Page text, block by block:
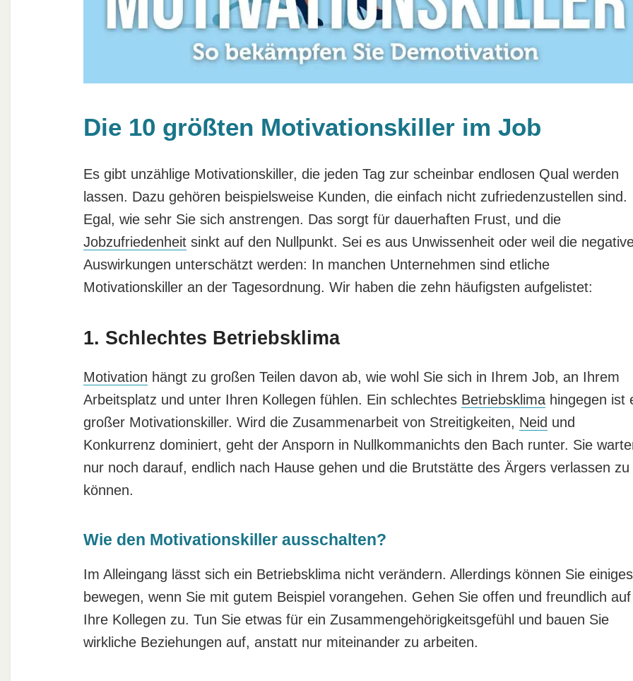
Die 10 größten Motivationskiller im Job
Es gibt unzählige Motivationskiller, die jeden Tag zur scheinbar endlosen Qual werden
lassen. Dazu gehören beispielsweise Kunden, die einfach nicht zufriedenzustellen sind.
Egal, wie sehr Sie sich anstrengen. Das sorgt für dauerhaften Frust, und die
Jobzufriedenheitsinkt auf den Nullpunkt. Sei es aus Unwissenheit oder weil die
Auswirkungen unterschätzt werden: In manchen Unternehmen sind etliche
Motivationskiller an der Tagesordnung. Wir haben die zehn häufigsten aufgelistet:
1. Schlechtes Betriebsklima
Motivation hängt zu großen Teilen davon ab, wie wohl Sie sich in Ihrem Job, an Ihrem
Arbeitsplatz und unter Ihren Kollegen fühlen. Ein schlechtes Betriebsklimahingegen ist
großer Motivationskiller. Wird die Zusammenarbeit von Streitigkeiten, Neid und
Konkurrenz dominiert, geht der Ansporn in Nullkommanichts den Bach runter. Sie
nur noch darauf, endlich nach Hause gehen und die Brutstätte des Ärgers verlassen zu
können.
Wie den Motivationskiller ausschalten?
Im Alleingang lässt sich ein Betriebsklima nicht verändern. Allerdings können Sie einiges
bewegen, wenn Sie mit gutem Beispiel vorangehen. Gehen Sie offen und freundlich auf
Ihre Kollegen zu. Tun Sie etwas für ein Zusammengehörigkeitsgefühl und bauen Sie
wirkliche Beziehungen auf, anstatt nur miteinander zu arbeiten.